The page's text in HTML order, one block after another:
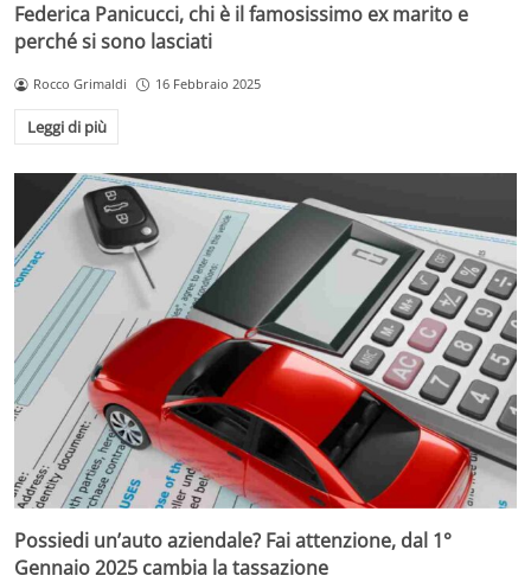
Federica Panicucci, chi è il famosissimo ex marito e
perché si sono lasciati
Rocco Grimaldi 16 Febbraio 2025
Leggi di più
Possiedi un’auto aziendale? Fai attenzione, dal 1°
Gennaio 2025 cambia la tassazione